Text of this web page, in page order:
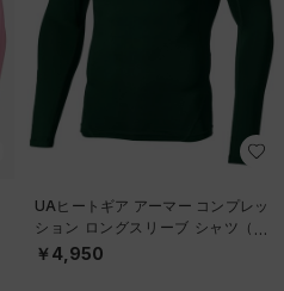
UAヒートギア アーマー コンプレッ
ション ロングスリーブ シャツ（ト
レーニング/MEN）
￥4,950